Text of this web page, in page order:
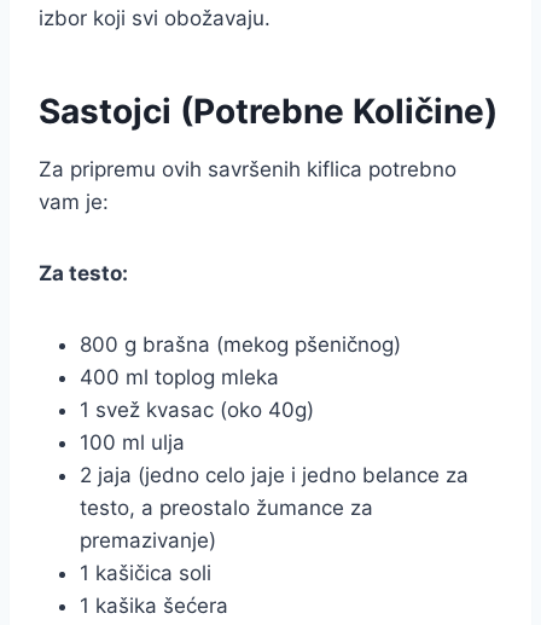
izbor koji svi obožavaju.
Sastojci (Potrebne Količine)
Za pripremu ovih savršenih kiflica potrebno
vam je:
Za testo:
800 g brašna (mekog pšeničnog)
400 ml toplog mleka
1 svež kvasac (oko 40g)
100 ml ulja
2 jaja (jedno celo jaje i jedno belance za
testo, a preostalo žumance za
premazivanje)
1 kašičica soli
1 kašika šećera